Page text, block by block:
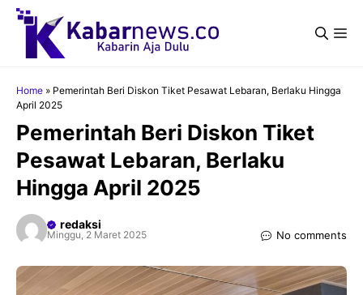
Langsung
Home » Pemerintah Beri Diskon Tiket Pesawat Lebaran, Berlaku Hingga
April 2025
Pemerintah Beri Diskon Tiket
Pesawat Lebaran, Berlaku
Hingga April 2025
redaksi
Minggu, 2 Maret 2025 No comments